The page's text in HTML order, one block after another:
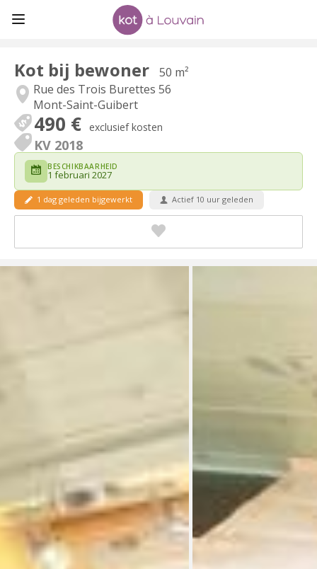
Kot bij bewoner
50 m²
Rue des Trois Burettes 56
Mont-Saint-Guibert
490 € exclusief kosten
KV 2018
BESCHIKBAARHEID
1 februari 2027
1 dag geleden bijgewerkt Actief 10 uur geleden